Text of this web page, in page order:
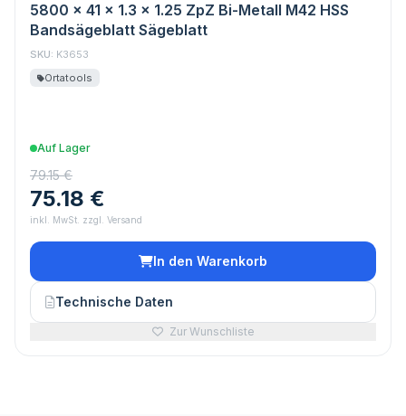
5800 x 41 x 1.3 x 1.25 ZpZ Bi-Metall M42 HSS
Bandsägeblatt Sägeblatt
SKU: K3653
Ortatools
Auf Lager
79.15 €
75.18 €
inkl. MwSt. zzgl. Versand
In den Warenkorb
Technische Daten
Zur Wunschliste